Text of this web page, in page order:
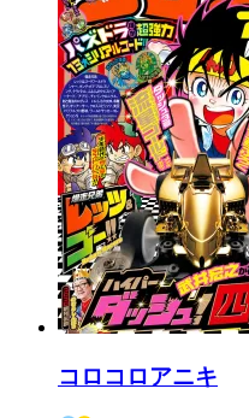
コロコロアニキ